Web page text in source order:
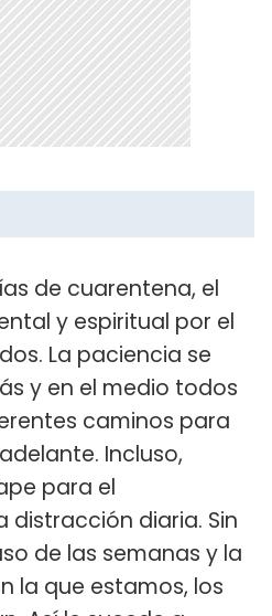
de cuarentena, el
y espiritual por el
La paciencia se
y en el medio todos
caminos para
Incluso,
para el
distracción diaria. Sin
de las semanas y la
la que estamos, los